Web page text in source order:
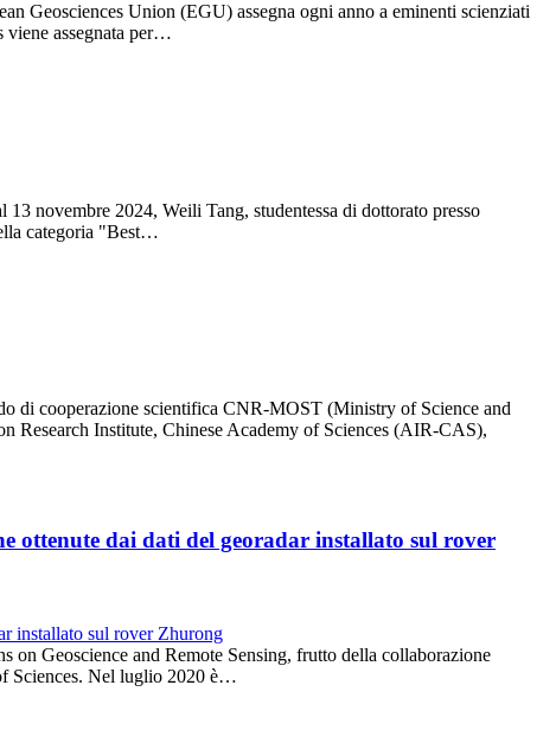
Geosciences Union (EGU) assegna ogni anno a eminenti scienziati
viene assegnata per…
novembre 2024, Weili Tang, studentessa di dottorato presso
categoria "Best…
di cooperazione scientifica CNR-MOST (Ministry of Science and
Research Institute, Chinese Academy of Sciences (AIR-CAS),
ottenute dai dati del georadar installato sul rover
Geoscience and Remote Sensing, frutto della collaborazione
Sciences. Nel luglio 2020 è…